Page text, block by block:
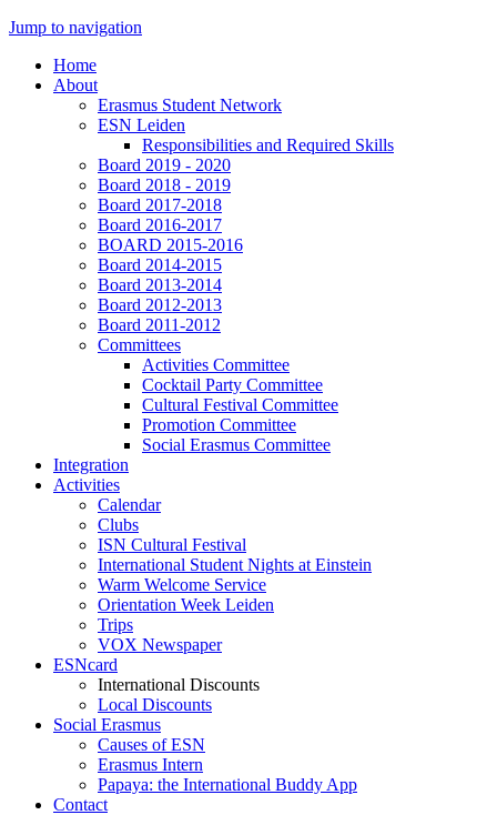
Jump to navigation
Home
About
Erasmus Student Network
ESN Leiden
Responsibilities and Required Skills
Board 2019 - 2020
Board 2018 - 2019
Board 2017-2018
Board 2016-2017
BOARD 2015-2016
Board 2014-2015
Board 2013-2014
Board 2012-2013
Board 2011-2012
Committees
Activities Committee
Cocktail Party Committee
Cultural Festival Committee
Promotion Committee
Social Erasmus Committee
Integration
Activities
Calendar
Clubs
ISN Cultural Festival
International Student Nights at Einstein
Warm Welcome Service
Orientation Week Leiden
Trips
VOX Newspaper
ESNcard
International Discounts
Local Discounts
Social Erasmus
Causes of ESN
Erasmus Intern
Papaya: the International Buddy App
Contact